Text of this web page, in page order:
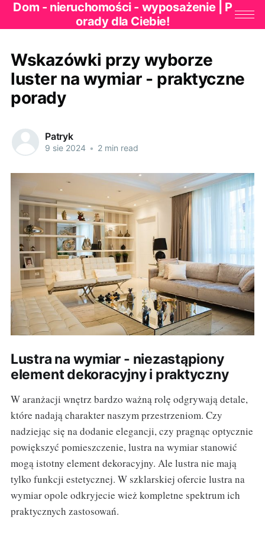
Dom - nieruchomości - wyposażenie | P
orady dla Ciebie!
Wskazówki przy wyborze
luster na wymiar - praktyczne
porady
Patryk
9 sie 2024 • 2 min read
Lustra na wymiar - niezastąpiony
element dekoracyjny i praktyczny
W aranżacji wnętrz bardzo ważną rolę odgrywają detale,
które nadają charakter naszym przestrzeniom. Czy
nadziejąc się na dodanie elegancji, czy pragnąc optycznie
powiększyć pomieszczenie, lustra na wymiar stanowić
mogą istotny element dekoracyjny. Ale lustra nie mają
tylko funkcji estetycznej. W szklarskiej ofercie lustra na
wymiar opole odkryjecie wież kompletne spektrum ich
praktycznych zastosowań.